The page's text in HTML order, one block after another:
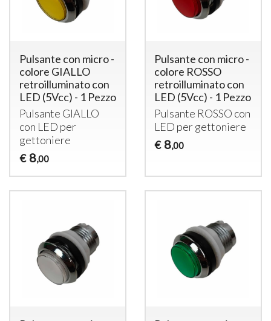
Pulsante con micro -
colore GIALLO
retroilluminato con
LED (5Vcc) - 1 Pezzo
Pulsante GIALLO
con LED per
gettoniere
€ 8,00
Pulsante con micro -
colore ROSSO
retroilluminato con
LED (5Vcc) - 1 Pezzo
Pulsante ROSSO con
LED per gettoniere
€ 8,00